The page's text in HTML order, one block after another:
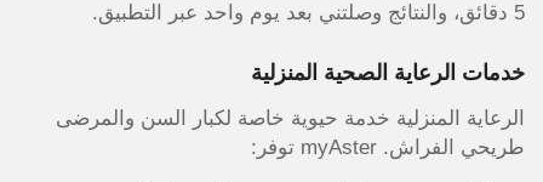
5 دقائق، والنتائج وصلتني بعد يوم واحد عبر التطبيق.
خدمات الرعاية الصحية المنزلية
الرعاية المنزلية خدمة حيوية خاصة لكبار السن والمرضى
طريحي الفراش. myAster توفر: